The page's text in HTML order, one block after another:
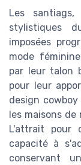
Les
stylistiques
imposées
mode
par leur talon
pour leur
design
les maisons
L'attrait pour
capacité à
conservant